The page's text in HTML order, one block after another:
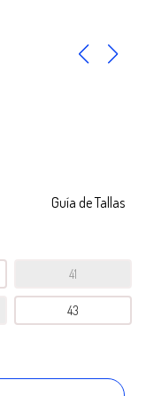
Guía de Tallas
41
43